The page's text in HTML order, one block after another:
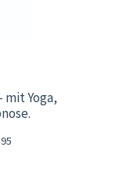
mit Yoga,